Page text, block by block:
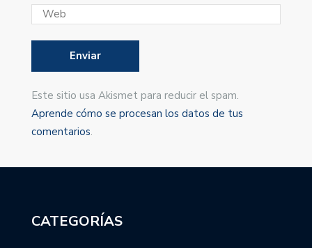
Este sitio usa Akismet para reducir el spam.
Aprende cómo se procesan los datos de tus
comentarios.
CATEGORÍAS